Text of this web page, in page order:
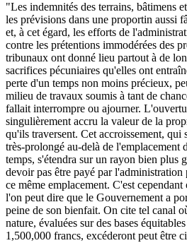
"Les indemnités des terrains, bâtimens
les prévisions dans une proportin aussi
et, à cet égard, les efforts de
contre les prétentions immodérées des
tribunaux ont donné lieu partout à de
sacrifices pécuniaires qu'elles ont
perte d'un temps non moins précieux,
milieu de travaux soumis à tant de
fallait interrompre ou ajourner.
singulièrement accru la valeur de la
qu'ils traversent. Cet accroissement, qui
très-prolongé au-delà de l'emplacement
temps, s'étendra sur un rayon bien plus
devoir pas être payé par l'administration
ce même emplacement. C'est
l'on peut dire que le Gouvernement a
peine de son bienfait. On cite tel canal
nature, évaluées sur des bases
1,500,000 francs, excéderont peut être